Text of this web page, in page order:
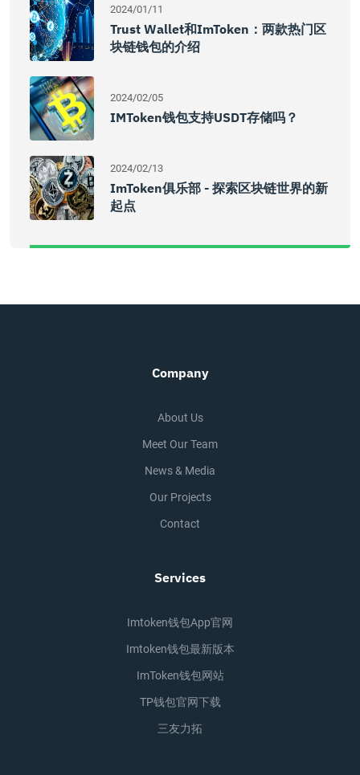
2024/01/11
Trust Wallet和imToken：两款热门区
块链钱包的介绍
2024/02/05
IMToken钱包支持USDT存储吗？
2024/02/13
ImToken俱乐部 - 探索区块链世界的新
起点
Company
About Us
Meet Our Team
News & Media
Our Projects
Contact
Services
Imtoken钱包app官网
Imtoken钱包最新版本
ImToken钱包网站
TP钱包官网下载
三友力拓